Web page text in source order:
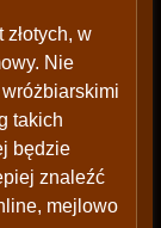
w
Nie
takich
będzie
znaleźć
mejlowo